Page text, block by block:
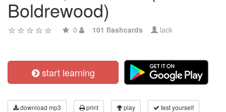
Boldrewood)
0 101 flashcards lack
start learning
download mp3 print play test yourself